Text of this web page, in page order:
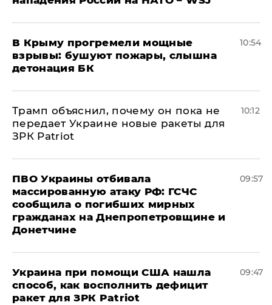
В Крыму прогремели мощные
взрывы: бушуют пожары, слышна
детонация БК
10:54
Трамп объяснил, почему он пока не
передает Украине новые ракеты для
ЗРК Patriot
10:12
ПВО Украины отбивала
массированную атаку РФ: ГСЧС
сообщила о погибших мирных
гражданах на Днепропетровщине и
Донетчине
09:57
Украина при помощи США нашла
способ, как восполнить дефицит
ракет для ЗРК Patriot
09:47